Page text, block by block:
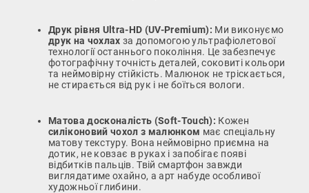
Друк рівня Ultra-HD (UV-Premium): Ми виконуємо
друк на чохлах за допомогою ультрафіолетової
технології останнього покоління. Це забезпечує
фотографічну точність деталей, соковиті кольори
та неймовірну стійкість. Малюнок не тріскається,
не стирається від рук і не боїться вологи.
Матова досконалість (Soft-Touch): Кожен
силіконовий чохол з малюнком має спеціальну
матову текстуру. Вона неймовірно приємна на
дотик, не ковзає в руках і запобігає появі
відбитків пальців. Твій смартфон завжди
виглядатиме охайно, а арт набуде особливої
художньої глибини.